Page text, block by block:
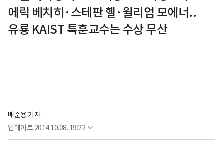
에릭 베치히·스테판 헬·윌리엄 모에너..
유룡 KAIST 특훈교수는 수상 무산
배준용 기자
업데이트 2014.10.08. 19:22